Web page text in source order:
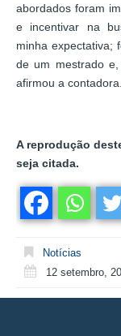
abordados foram
e incentivar na
minha expectativa;
de um mestrado e,
afirmou a contadora.
A reprodução
seja citada.
Notícias
12 setembro,